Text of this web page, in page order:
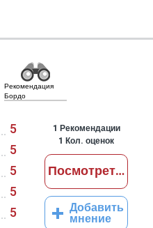
Рекомендация
Бордо
5
5
5
5
5
1 Рекомендации
1 Кол. оценок
Посмотреть
Добавить
мнение